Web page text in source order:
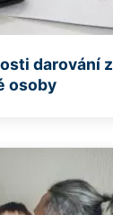
darování z
osoby